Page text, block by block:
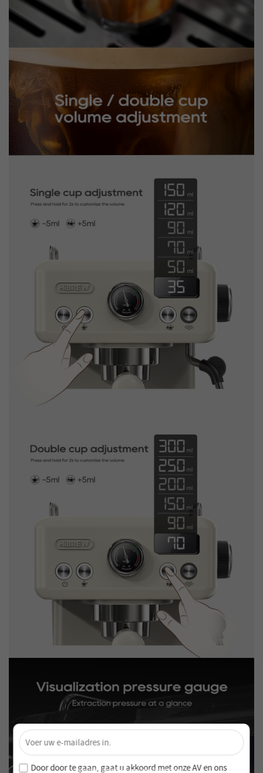
Ontgrendel 4% Korting – Schrijf je nu in!
Word lid van onze nieuwsbrief en mis nooit speciale
aanbiedingen en nieuwe producten!
×
Door door te gaan, gaat u akkoord met onzeAV enons